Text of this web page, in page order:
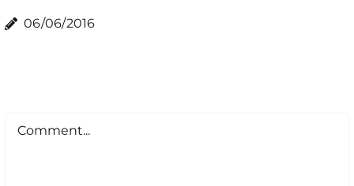
06/06/2016
Comment